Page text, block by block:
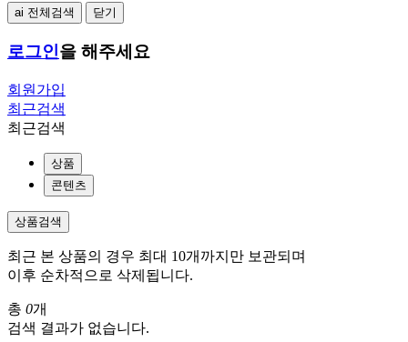
ai 전체검색 닫기
로그인을 해주세요
회원가입
최근검색
최근검색
상품
콘텐츠
상품검색
최근 본 상품의 경우 최대 10개까지만 보관되며
이후 순차적으로 삭제됩니다.
총 0개
검색 결과가 없습니다.